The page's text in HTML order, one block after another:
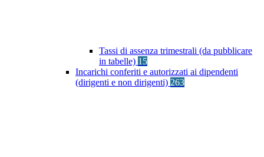
Tassi di assenza trimestrali (da pubblicare
in tabelle) 15
Incarichi conferiti e autorizzati ai dipendenti
(dirigenti e non dirigenti) 263